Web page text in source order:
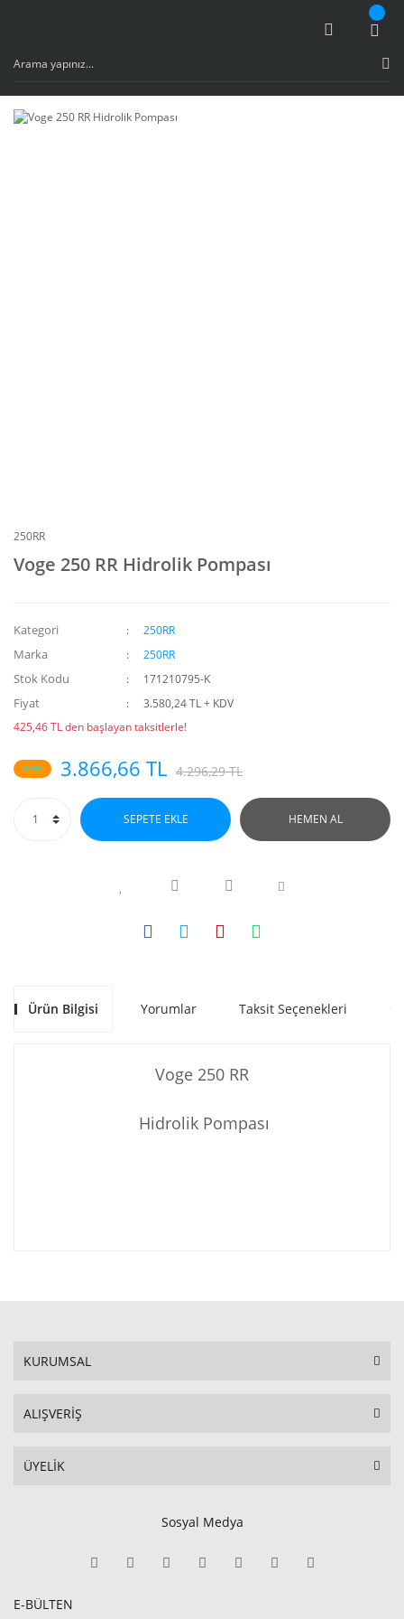
250RR
Voge 250 RR Hidrolik Pompası
Kategori 250RR
Marka 250RR
Stok Kodu 171210795-K
Fiyat
3.580,24 TL + KDV
425,46 TL den başlayan taksitlerle!
%10 3.866,66 TL 4.296,29 TL
SEPETE EKLE HEMEN AL
Ürün Bilgisi Yorumlar Taksit Seçenekleri
Voge 250 RR
Hidrolik Pompası
KURUMSAL
ALIŞVERİŞ
ÜYELİK
Sosyal Medya
E-BÜLTEN